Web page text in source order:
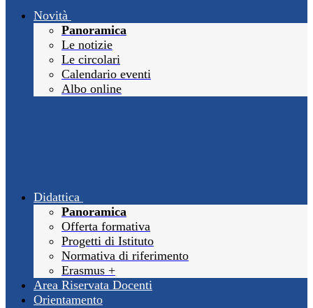
Novità
Panoramica
Le notizie
Le circolari
Calendario eventi
Albo online
Didattica
Panoramica
Offerta formativa
Progetti di Istituto
Normativa di riferimento
Erasmus +
Area Riservata Docenti
Orientamento